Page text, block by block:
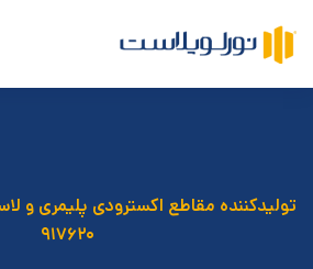
تولیدکننده مقاطع اکسترودی پلیمری و
۹۱۷۶۲۰